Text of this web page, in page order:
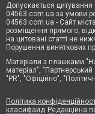
Допускається цитування
04563.com.ua за умови
04563.com.ua - Сайт
розміщення прямого,
на цитовані статті не
Порушення виняткових
Матеріали з плашками
матеріал", "Партнерський
"PR", "Офіційно",
Політика
класифайд Редакційна